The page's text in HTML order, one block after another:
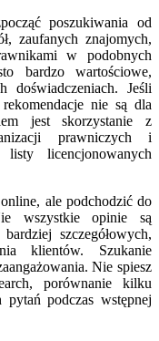
poszukiwania od
zaufanych znajomych,
w podobnych
bardzo wartościowe,
doświadczeniach. Jeśli
nie są dla
jest skorzystanie z
prawniczych i
listy licencjonowanych
ale podchodzić do
wszystkie opinie są
szczegółowych,
klientów. Szukanie
Nie spiesz
porównanie kilku
podczas wstępnej